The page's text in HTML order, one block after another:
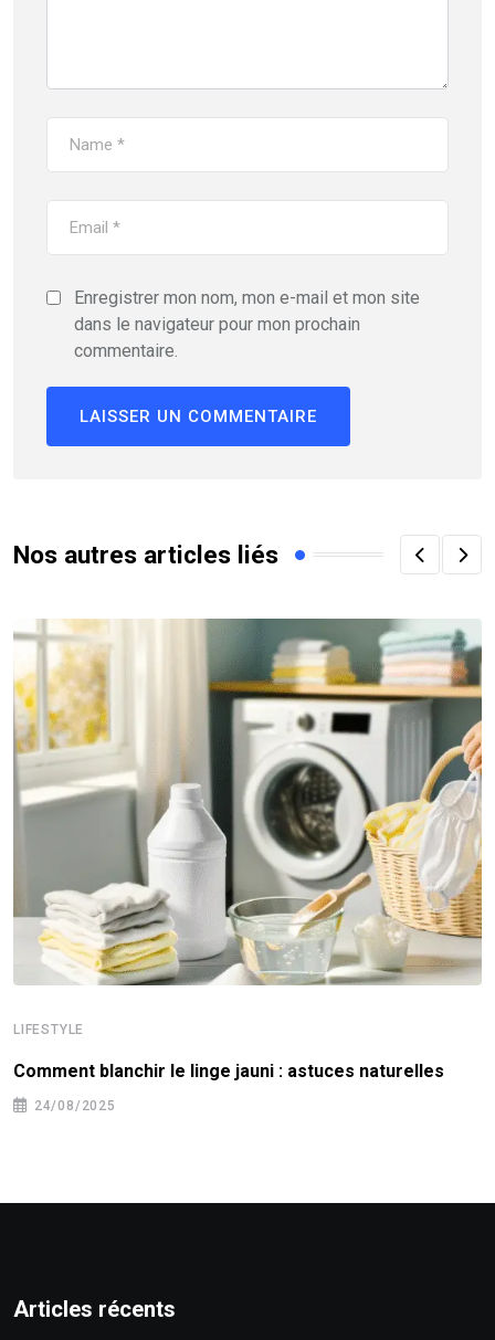
Enregistrer mon nom, mon e-mail et mon site
dans le navigateur pour mon prochain
commentaire.
Nos autres articles liés
LIFESTYLE
Comment blanchir le linge jauni : astuces naturelles
24/08/2025
Articles récents